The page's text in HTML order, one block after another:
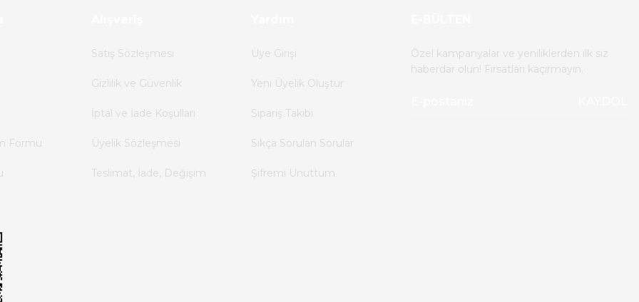
Formu
Satış Sözleşmesi
Gizlilik ve Güvenlik
İptal ve İade Koşulları
Üyelik Sözleşmesi
Teslimat, İade, Değişim
Üye Girişi
Yeni Üyelik Oluştur
Sipariş Takibi
Sıkça Sorulan Sorular
Şifremi Unuttum
Özel kampanyalar ve yeniliklerden ilk siz
haberdar olun! Fırsatları kaçırmayın.